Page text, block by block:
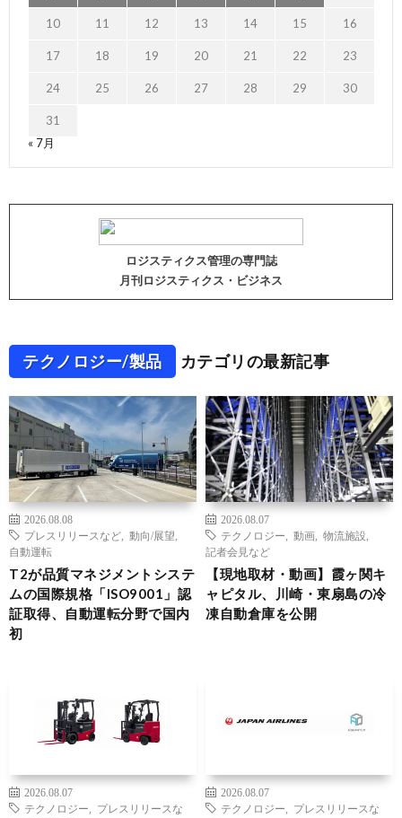
10 11 12 13 14 15 16
17 18 19 20 21 22 23
24 25 26 27 28 29 30
31
« 7月
ロジスティクス管理の専門誌
月刊ロジスティクス・ビジネス
テクノロジー/製品 カテゴリの最新記事
2026.08.08
プレスリリースなど
動向/展望
自動運転
T2が品質マネジメントシステ
ムの国際規格「ISO9001」認
証取得、自動運転分野で国内
初
2026.08.07
テクノロジー
動画 物流施設
記者会見など
【現地取材・動画】霞ヶ関キ
ャピタル、川崎・東扇島の冷
凍自動倉庫を公開
2026.08.07
テクノロジー
プレスリリースな
2026.08.07
テクノロジー
プレスリリースな